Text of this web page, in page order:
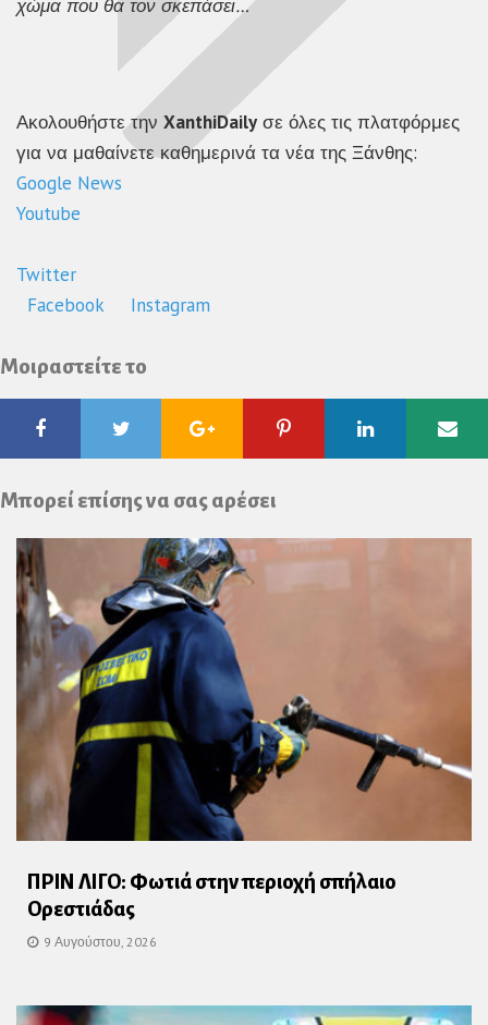
χώμα που θα τον σκεπάσει…
Ακολουθήστε την XanthiDaily σε όλες τις πλατφόρμες
για να μαθαίνετε καθημερινά τα νέα της Ξάνθης:
Google News
Youtube
Twitter
Facebook
Instagram
Μοιραστείτε το
FacebookTwitter Google
Plus
Pinterest Linkedin
Μπορεί επίσης να σας αρέσει
ΠΡΙΝ ΛΙΓΟ: Φωτιά στην περιοχή σπήλαιο
Ορεστιάδας
9 Αυγούστου, 2026